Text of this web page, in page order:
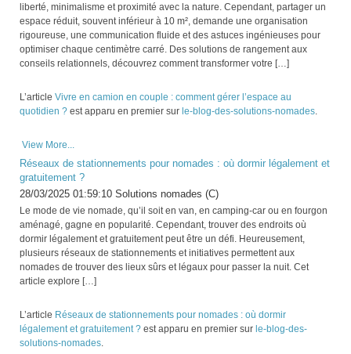
liberté, minimalisme et proximité avec la nature. Cependant, partager un
espace réduit, souvent inférieur à 10 m², demande une organisation
rigoureuse, une communication fluide et des astuces ingénieuses pour
optimiser chaque centimètre carré. Des solutions de rangement aux
conseils relationnels, découvrez comment transformer votre […]
L’articleVivre en camion en couple : comment gérer l’espace au
quotidien ? est apparu en premier surle-blog-des-solutions-nomades
View More...
Réseaux de stationnements pour nomades : où dormir légalement et
gratuitement ?
28/03/2025 01:59:10 Solutions nomades (C)
Le mode de vie nomade, qu’il soit en van, en camping-car ou en fourgon
aménagé, gagne en popularité. Cependant, trouver des endroits où
dormir légalement et gratuitement peut être un défi. Heureusement,
plusieurs réseaux de stationnements et initiatives permettent aux
nomades de trouver des lieux sûrs et légaux pour passer la nuit. Cet
article explore […]
L’article Réseaux de stationnements pour nomades : où dormir
légalement et gratuitement ? est apparu en premier surle-blog-des-
solutions-nomades